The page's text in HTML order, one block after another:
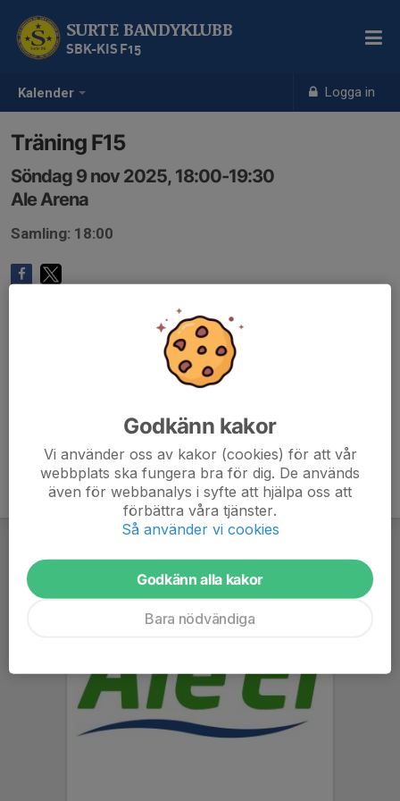
Kalender Logga in
SURTE BANDYKLUBB
SBK-KIS F15
Träning F15
Söndag 9 nov 2025, 18:00-19:30
Ale Arena
Samling: 18:00
Godkänn kakor
Vi använder oss av kakor (cookies) för att vår
webbplats ska fungera bra för dig. De används
även för webbanalys i syfte att hjälpa oss att
förbättra våra tjänster.
Så använder vi cookies
Godkänn alla kakor
Bara nödvändiga